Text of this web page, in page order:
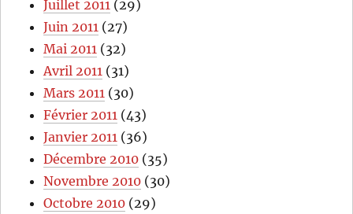
Juillet 2011 (29)
Juin 2011 (27)
Mai 2011 (32)
Avril 2011 (31)
Mars 2011 (30)
Février 2011 (43)
Janvier 2011 (36)
Décembre 2010 (35)
Novembre 2010 (30)
Octobre 2010 (29)